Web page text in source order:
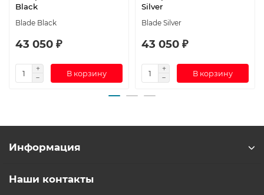
Black
Blade Black
43 050 ₽
В корзину
Silver
Blade Silver
43 050 ₽
В корзину
Информация
Наши контакты